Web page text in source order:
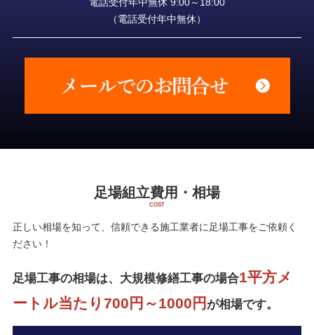
（電話受付年中無休）
足場組立費用・相場
正しい相場を知って、信頼できる施工業者に足場工事をご依頼く
ださい！
足場工事の相場は、大規模修繕工事の場合1平方メ
ートル当たり700円～1000円 が相場です。